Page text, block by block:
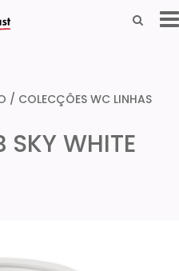
/ COLECÇÔES WC LINHAS
WHITE